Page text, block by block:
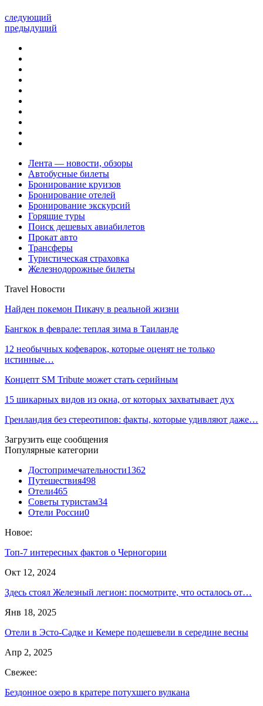
следующий
предыдущий
Лента — новости, обзоры
Автобусные билеты
Бронирование круизов
Бронирование отелей
Бронирование экскурсий
Горящие туры
Поиск дешевых авиабилетов
Прокат авто
Трансферы
Туристическая страховка
Железнодорожные билеты
Travel Новости
Найден покемон Пикачу в реальной жизни
Бангкок в феврале: теплая зима в Таиланде
12 необычных кофеварок, которые оценят не только
истинные…
Концепт SM Tribute может стать серийным
15 шикарных видов из окна, от которых захватывает дух
Гренландия без стереотипов: факты, которые удивляют даже…
Загрузить еще сообщения
Популярные категории
Достопримечательности1362
Путешествия498
Отели465
Советы туристам34
Отели России0
Новое:
Топ-7 интересных фактов о Черногории
Окт 12, 2024
Здесь стоял Железный легион: посмотрите, что осталось от…
Янв 18, 2025
Отели в Эсто-Садке и Кемере подешевели в середине весны
Апр 2, 2025
Свежее:
Бездонное озеро в кратере потухшего вулкана